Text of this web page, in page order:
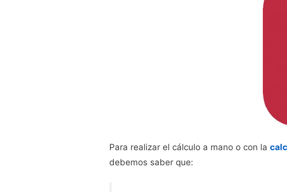
Para realizar el cálculo a mano o con la
debemos saber que: